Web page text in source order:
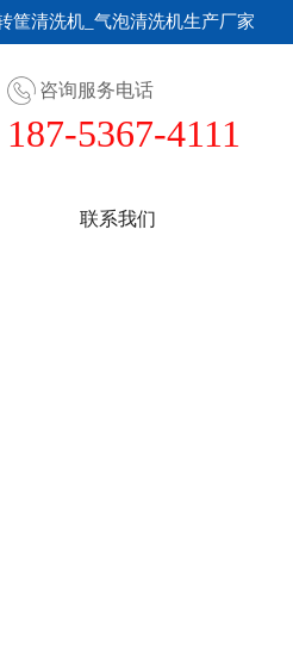
筐清洗机_气泡清洗机生产厂家
咨询服务电话
187-5367-4111
联系我们